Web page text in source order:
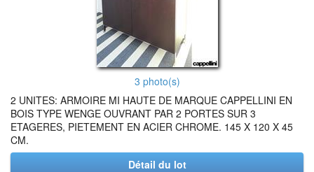
3 photo(s)
2 UNITES: ARMOIRE MI HAUTE DE MARQUE CAPPELLINI EN
BOIS TYPE WENGE OUVRANT PAR 2 PORTES SUR 3
ETAGERES, PIETEMENT EN ACIER CHROME. 145 X 120 X 45
CM.
Détail du lot